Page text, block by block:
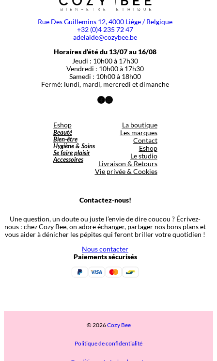
Rue Des Guillemins 12, 4000 Liège / Belgique
+32 (0)4 235 72 47
adelaide@cozybee.be
Horaires d’été du 13/07 au 16/08
Jeudi : 10h00 à 17h30
Vendredi : 10h00 à 17h30
Samedi : 10h00 à 18h00
Fermé: lundi, mardi, mercredi et dimanche
Facebook
Instagram
Eshop
Beauté
Bien-être
Hygiène & Soins
Se faire plaisir
Accessoires
La boutique
Les marques
Contact
Eshop
Le studio
Livraison & Retours
Vie privée & Cookies
Contactez-nous!
Une question, un doute ou juste l’envie de dire coucou ? Écrivez-
nous : chez Cozy Bee, on adore échanger, partager nos bons plans et
vous aider à dénicher les pépites qui feront briller votre quotidien !
Nous contacter
Paiements sécurisés
© 2026Cozy Bee
Politique de confidentialité